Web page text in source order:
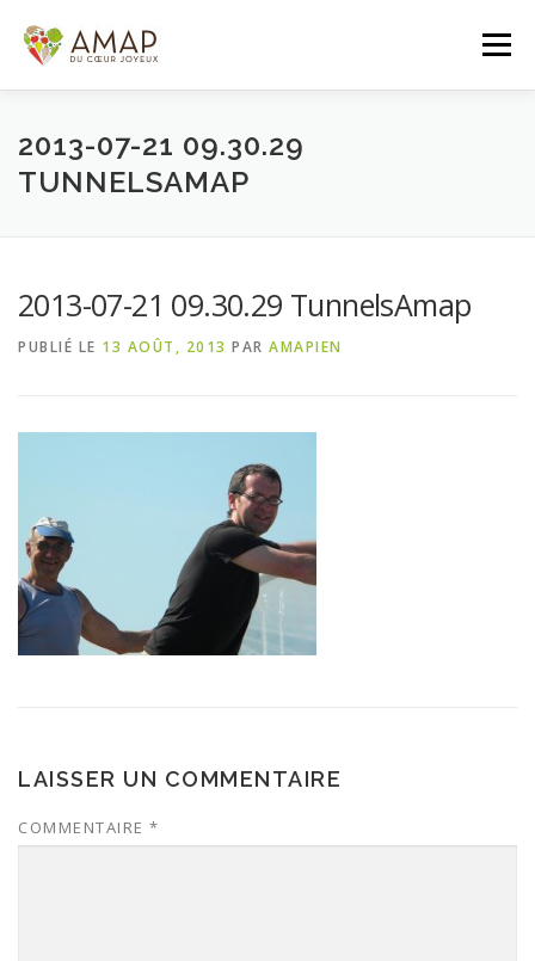
contenu
Menu
ACCUEIL L’AMAP LES PANIERS
PANIER DE LA SEMAINE
2013-07-21 09.30.29
TUNNELSAMAP
2013-07-21 09.30.29 TunnelsAmap
PUBLIÉ LE 13 AOÛT, 2013 PAR AMAPIEN
LAISSER UN COMMENTAIRE
COMMENTAIRE *